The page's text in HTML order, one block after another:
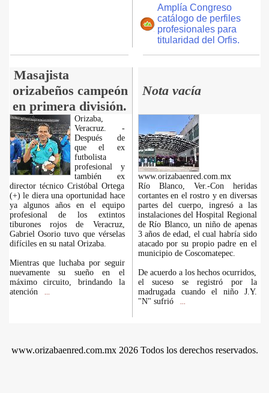
Amplía Congreso
catálogo de perfiles
profesionales para
titularidad del Orfis.
Masajista
orizabeños campeón
en primera división.
Nota vacía
Orizaba,
Veracruz. -
Después de
que el ex
futbolista
profesional y
también ex
director técnico Cristóbal Ortega
(+) le diera una oportunidad hace
ya algunos años en el equipo
profesional de los extintos
tiburones rojos de Veracruz,
Gabriel Osorio tuvo que vérselas
difíciles en su natal Orizaba.
Mientras que luchaba por seguir
nuevamente su sueño en el
máximo circuito, brindando la
atención
www.orizabaenred.com.mx
Río Blanco, Ver.-Con heridas
cortantes en el rostro y en diversas
partes del cuerpo, ingresó a las
instalaciones del Hospital Regional
de Río Blanco, un niño de apenas
3 años de edad, el cual habría sido
atacado por su propio padre en el
municipio de Coscomatepec.
De acuerdo a los hechos ocurridos,
el suceso se registró por la
madrugada cuando el niño J.Y.
"N" sufrió
www.orizabaenred.com.mx 2026 Todos los derechos reservados.